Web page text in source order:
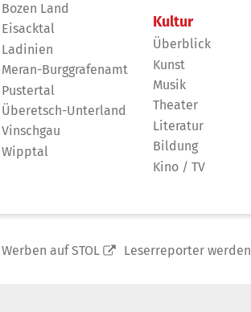
Bozen Land
Eisacktal
Ladinien
Meran-Burggrafenamt
Pustertal
Überetsch-Unterland
Vinschgau
Wipptal
Kultur
Überblick
Kunst
Musik
Theater
Literatur
Bildung
Kino / TV
Werben auf STOL Leserreporter werden